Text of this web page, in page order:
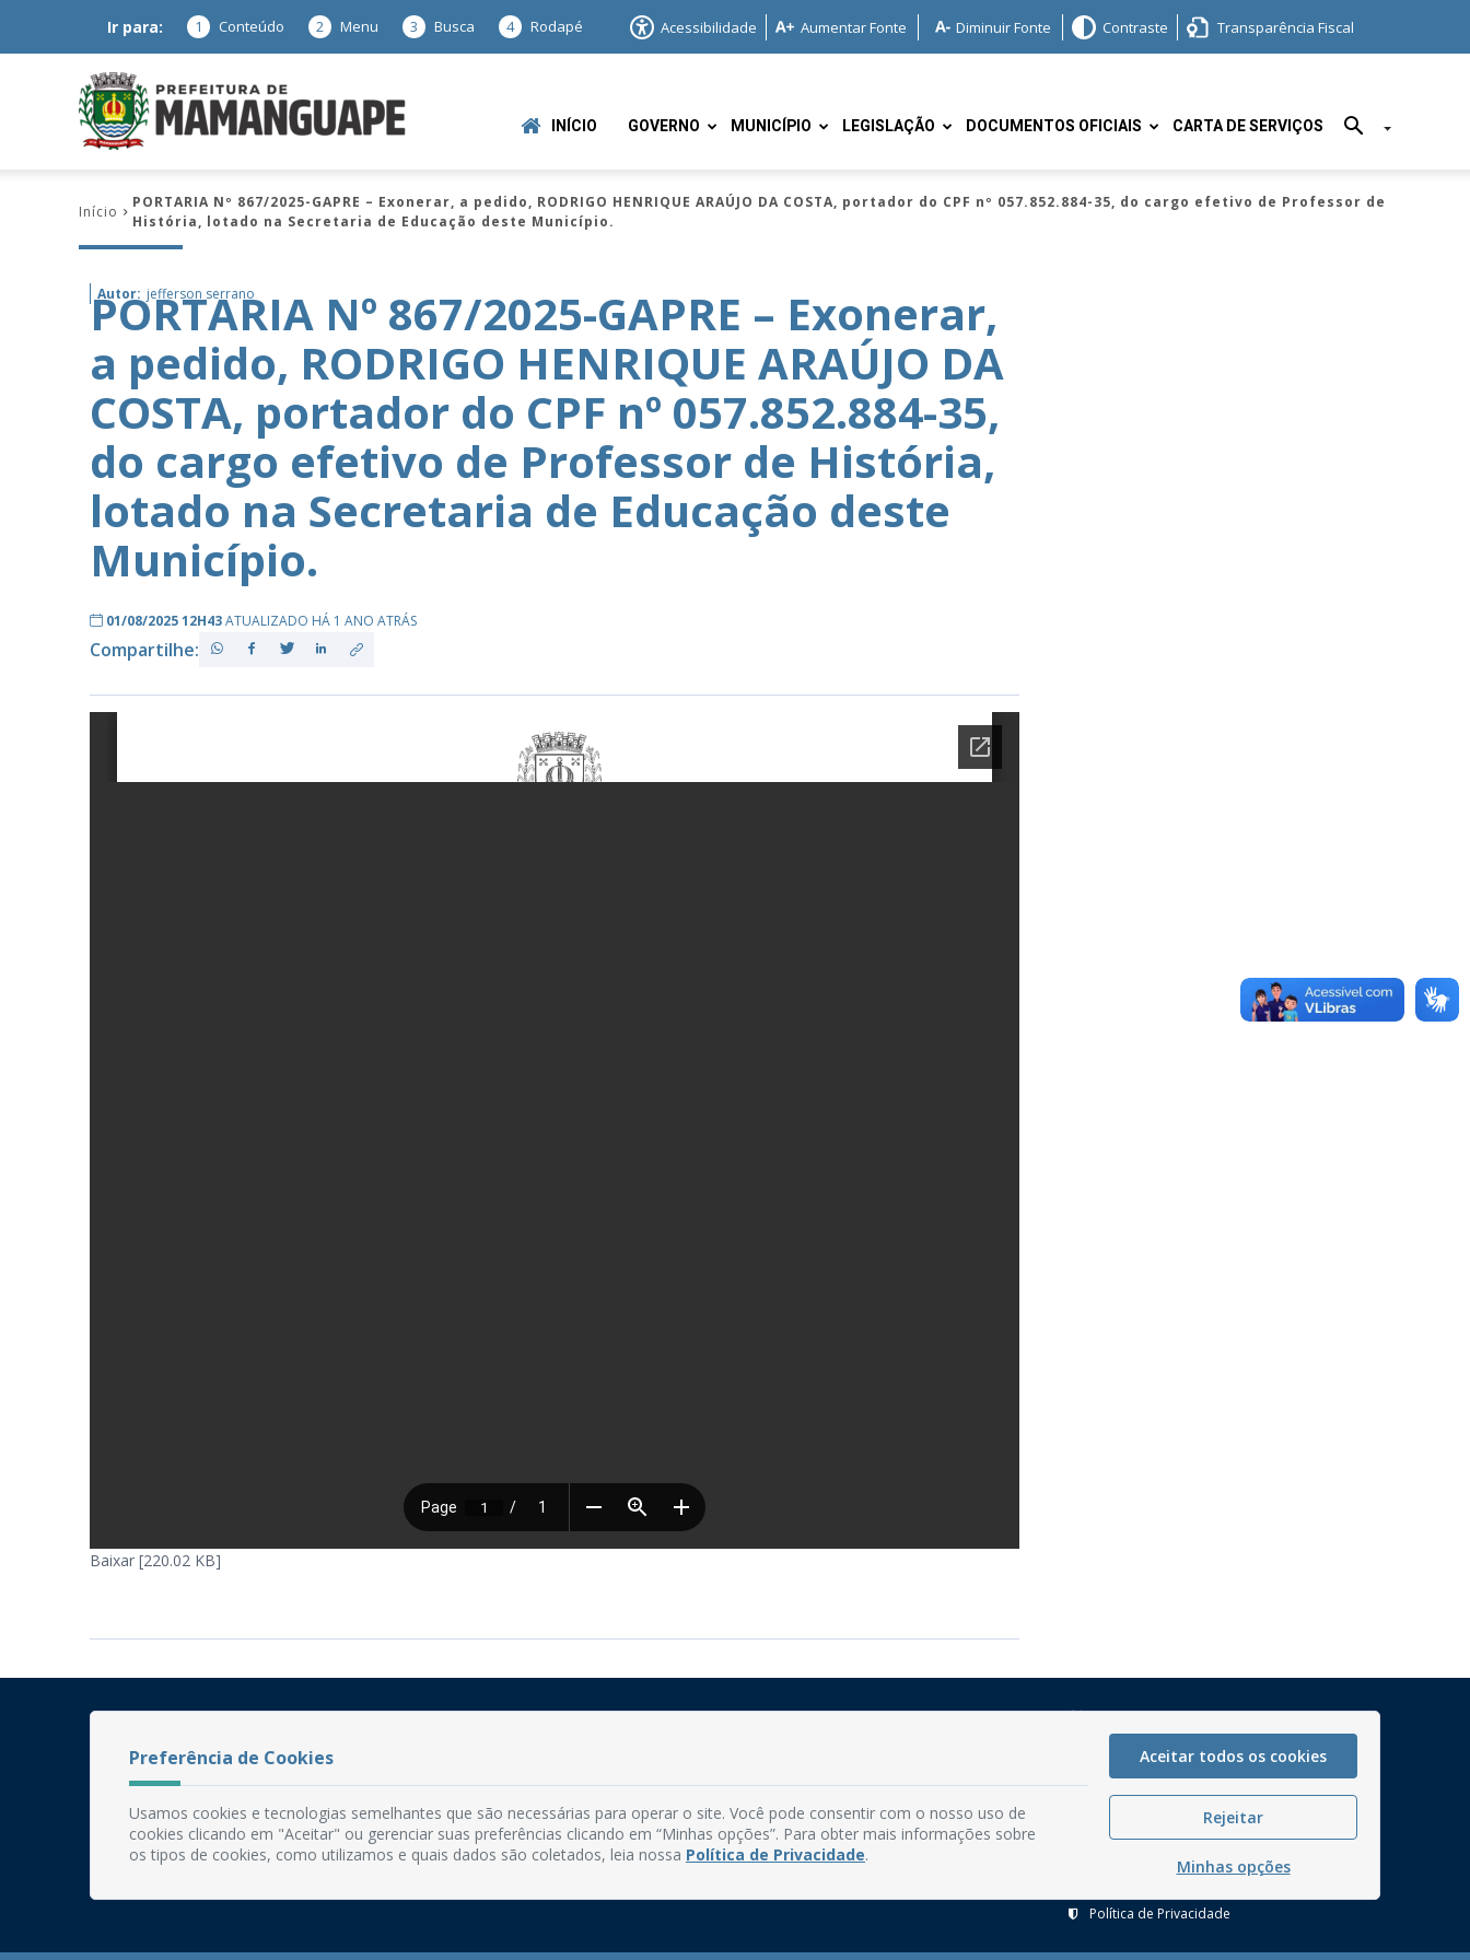
Ir para: 1 Conteúdo 2 Menu 3 Busca 4 Rodapé Acessibilidade Aumentar Fonte Diminuir Fonte Contraste Transparência Fiscal
de
–
INÍCIO GOVERNO MUNICÍPIO LEGISLAÇÃO DOCUMENTOS OFICIAIS CARTA DE SERVIÇOS
Início
PORTARIA Nº 867/2025-GAPRE – Exonerar, a pedido, RODRIGO HENRIQUE ARAÚJO DA COSTA, portador do CPF nº 057.852.884-35, do cargo efetivo de Professor de
História, lotado na Secretaria de Educação deste Município.
Autor: jefferson serrano
PORTARIA Nº 867/2025-GAPRE – Exonerar,
a pedido, RODRIGO HENRIQUE ARAÚJO DA
COSTA, portador do CPF nº 057.852.884-35,
do cargo efetivo de Professor de História,
lotado na Secretaria de Educação deste
Município.
01/08/2025 12H43ATUALIZADO HÁ 1 ANO ATRÁS
Compartilhe:
Baixar [220.02 KB]
CEP: 58.280-000 - Mamanguape/PB
Fone: (83) 3292-2246
Email: comunicacao@mamanguape.pb.gov.br
Expediente: Segunda à Sexta, das 08h às 13h
Mapa do Site
Perguntas frequentes
Manual de Navegação
Serviços Internos
Política de Privacidade
Preferência de Cookies
Usamos cookies e tecnologias semelhantes que são necessárias para operar o site. Você pode consentir com o nosso uso de
cookies clicando em "Aceitar" ou gerenciar suas preferências clicando em “Minhas opções”. Para obter mais informações sobre
os tipos de cookies, como utilizamos e quais dados são coletados, leia nossa Política de Privacidade.
Aceitar todos os cookies
Rejeitar
Minhas opções